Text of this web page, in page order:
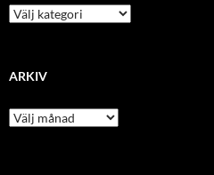
kategori
ARKIV
arkiv